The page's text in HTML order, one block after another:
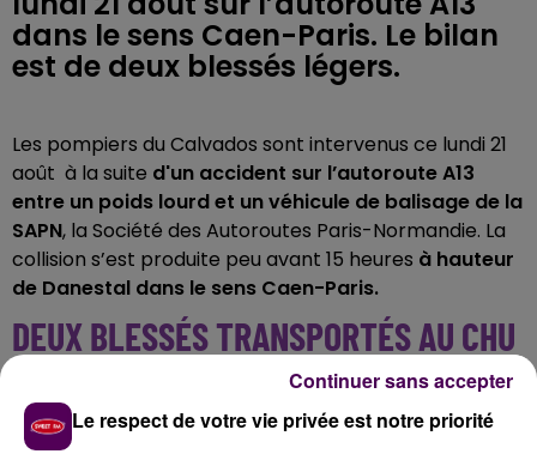
dans le sens Caen-Paris. Le bilan
est de deux blessés légers.
Les pompiers du Calvados sont intervenus ce lundi 21
août à la suite d'un accident sur l’autoroute A13
entre un poids lourd et un véhicule de balisage de la
SAPN, la Société des Autoroutes Paris-Normandie. La
collision s’est produite peu avant 15 heures à hauteur
de Danestal dans le sens Caen-Paris.
DEUX BLESSÉS TRANSPORTÉS AU CHU
Les sapeurs-pompiers du Calvados indiquent que le
Le respect de votre vie privée est notre priorité
Continuer sans accepter